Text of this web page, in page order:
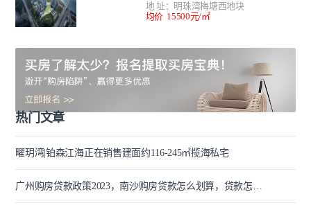
地 址：明珠湾梅塘西地块
均价 15500元/㎡
热门文章
曜玥湾|铂森江海正在销售建面约116-245㎡揽海私宅